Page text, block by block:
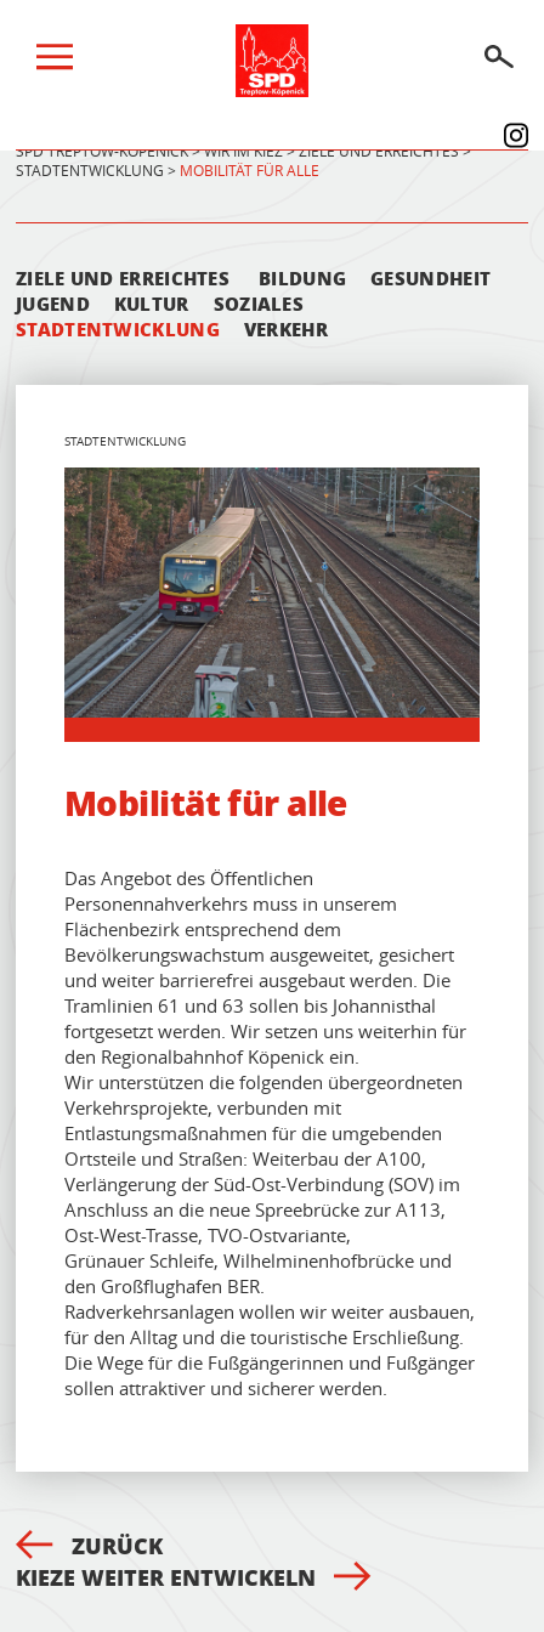
BERLINER WAHLEN 2026
WIR IM KIEZ
WIR IM PARLAMENT
ÜBER UNS
SPENDEN
AKTUELLES
TERMINE
KONTAKT
SPD TREPTOW-KÖPENICK>WIR IM KIEZ>ZIELE UND ERREICHTES>
STADTENTWICKLUNG > MOBILITÄT FÜR ALLE
ZIELE UND ERREICHTES BILDUNG
GESUNDHEIT
JUGEND
KULTUR
SOZIALES
STADTENTWICKLUNG
VERKEHR
STADTENTWICKLUNG
Mobilität für alle
Das Angebot des Öffentlichen
Personennahverkehrs muss in unserem
Flächenbezirk entsprechend dem
Bevölkerungswachstum ausgeweitet, gesichert
und weiter barrierefrei ausgebaut werden. Die
Tramlinien 61 und 63 sollen bis Johannisthal
fortgesetzt werden. Wir setzen uns weiterhin für
den Regionalbahnhof Köpenick ein.
Wir unterstützen die folgenden übergeordneten
Verkehrsprojekte, verbunden mit
Entlastungsmaßnahmen für die umgebenden
Ortsteile und Straßen: Weiterbau der A100,
Verlängerung der Süd-Ost-Verbindung (SOV) im
Anschluss an die neue Spreebrücke zur A113,
Ost-West-Trasse, TVO-Ostvariante,
Grünauer Schleife, Wilhelminenhofbrücke und
den Großflughafen BER.
Radverkehrsanlagen wollen wir weiter ausbauen,
für den Alltag und die touristische Erschließung.
Die Wege für die Fußgängerinnen und Fußgänger
sollen attraktiver und sicherer werden.
ZURÜCK
KIEZE WEITER ENTWICKELN